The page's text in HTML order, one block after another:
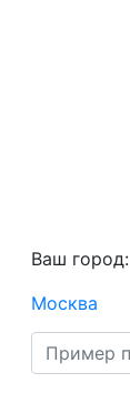
Ваш город:
Москва